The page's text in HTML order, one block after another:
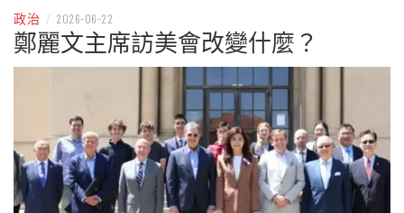
政治 / 2026-06-22
鄭麗文主席訪美會改變什麼？